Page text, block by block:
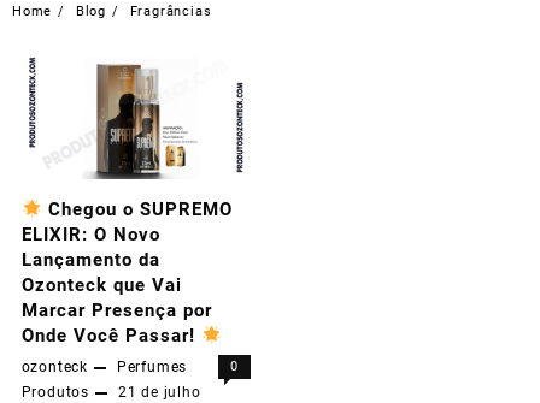
Home Blog Fragrâncias
Chegou o SUPREMO
ELIXIR: O Novo
Lançamento da
Ozonteck que Vai
Marcar Presença por
Onde Você Passar!
ozonteck
Perfumes
Produtos
21 de julho
0